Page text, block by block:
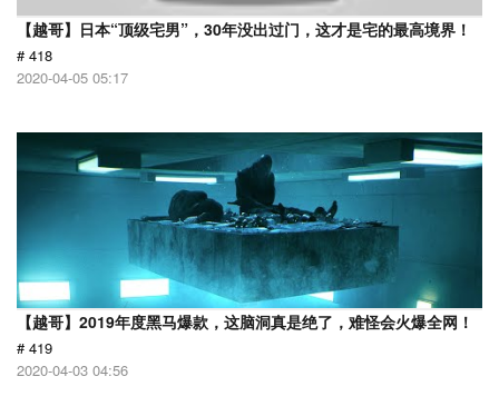
【越哥】日本“顶级宅男”，30年没出过门，这才是宅的最高境界！
# 418
2020-04-05 05:17
【越哥】2019年度黑马爆款，这脑洞真是绝了，难怪会火爆全网！
# 419
2020-04-03 04:56